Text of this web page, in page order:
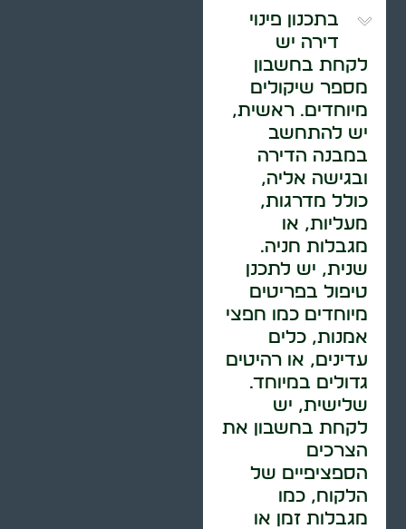
בתכנון פינוי
דירה יש
לקחת בחשבון
מספר שיקולים
מיוחדים. ראשית,
יש להתחשב
במבנה הדירה
ובגישה אליה,
כולל מדרגות,
מעליות, או
מגבלות חניה.
שנית, יש לתכנן
טיפול בפריטים
מיוחדים כמו חפצי
אמנות, כלים
עדינים, או רהיטים
גדולים במיוחד.
שלישית, יש
לקחת בחשבון את
הצרכים
הספציפיים של
הלקוח, כמו
מגבלות זמן או